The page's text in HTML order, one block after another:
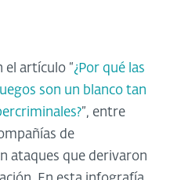
el artículo “¿Por qué las
son un blanco tan
”, entre
de
ataques que derivaron